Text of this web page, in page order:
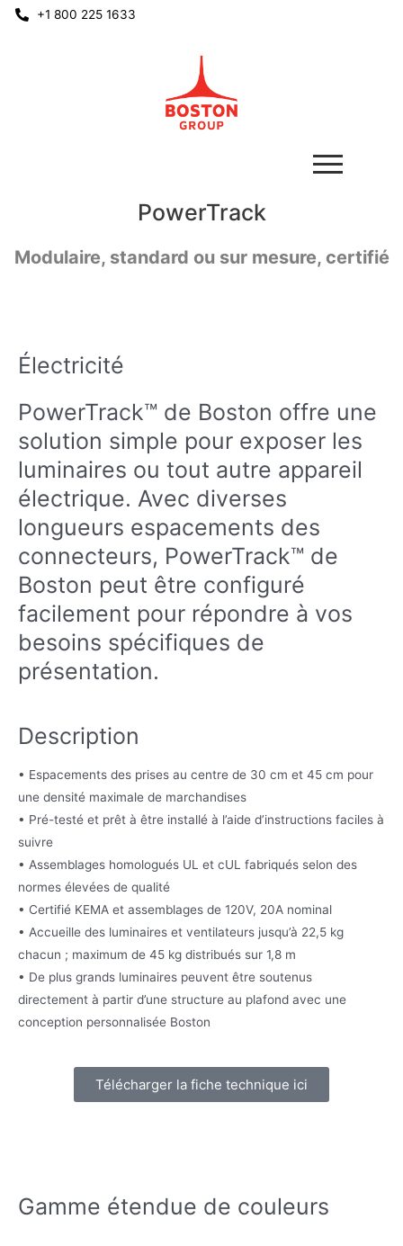
+1 800 225 1633
PowerTrack
Modulaire, standard ou sur mesure, certifié
Électricité
PowerTrack™ de Boston offre une
solution simple pour exposer les
luminaires ou tout autre appareil
électrique. Avec diverses
longueurs espacements des
connecteurs, PowerTrack™ de
Boston peut être configuré
facilement pour répondre à vos
besoins spécifiques de
présentation.
Description
• Espacements des prises au centre de 30 cm et 45 cm pour
une densité maximale de marchandises
• Pré-testé et prêt à être installé à l’aide d’instructions faciles à
suivre
• Assemblages homologués UL et cUL fabriqués selon des
normes élevées de qualité
• Certifié KEMA et assemblages de 120V, 20A nominal
• Accueille des luminaires et ventilateurs jusqu’à 22,5 kg
chacun ; maximum de 45 kg distribués sur 1,8 m
• De plus grands luminaires peuvent être soutenus
directement à partir d’une structure au plafond avec une
conception personnalisée Boston
Télécharger la fiche technique ici
Gamme étendue de couleurs